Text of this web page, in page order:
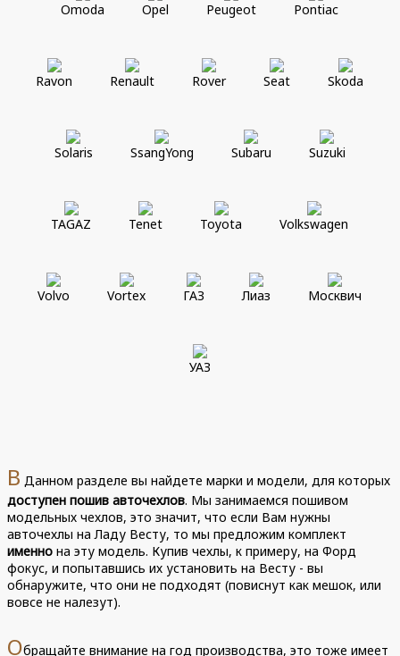
Omoda Opel Peugeot Pontiac
Ravon Renault Rover Seat Skoda
Solaris SsangYong Subaru Suzuki
TAGAZ Tenet Toyota Volkswagen
Volvo Vortex ГАЗ Лиаз Москвич
УАЗ
В Данном разделе вы найдете марки и модели, для которых
доступен пошив авточехлов. Мы занимаемся пошивом
модельных чехлов, это значит, что если Вам нужны
авточехлы на Ладу Весту, то мы предложим комплект
именно на эту модель. Купив чехлы, к примеру, на Форд
фокус, и попытавшись их установить на Весту - вы
обнаружите, что они не подходят (повиснут как мешок, или
вовсе не налезут).
Обращайте внимание на год производства, это тоже имеет